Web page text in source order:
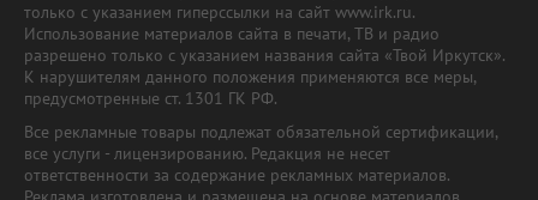
только с указанием гиперссылки на сайт www.irk.ru.
Использование материалов сайта в печати, ТВ и радио
разрешено только с указанием названия сайта «Твой Иркутск».
К нарушителям данного положения применяются все меры,
предусмотренные ст. 1301 ГК РФ.
Все рекламные товары подлежат обязательной сертификации,
все услуги - лицензированию. Редакция не несет
ответственности за содержание рекламных материалов.